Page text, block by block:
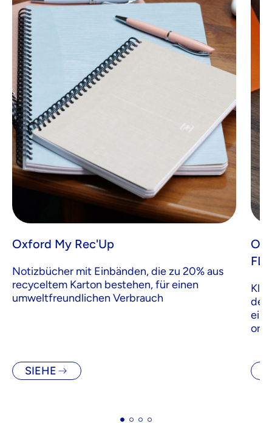
Oxford My Rec'Up
Notizbücher mit Einbänden, die zu 20% aus
recyceltem Karton bestehen, für einen
umweltfreundlichen Verbrauch
SIEHE